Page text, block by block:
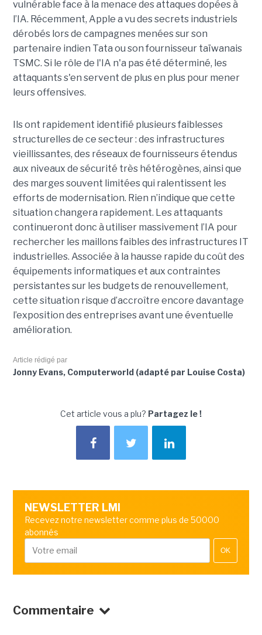
vulnérable face à la menace des attaques dopées à
l’IA. Récemment, Apple a vu des secrets industriels
dérobés lors de campagnes menées sur son
partenaire indien Tata ou son fournisseur taïwanais
TSMC. Si le rôle de l'IA n'a pas été déterminé, les
attaquants s'en servent de plus en plus pour mener
leurs offensives.
Ils ont rapidement identifié plusieurs faiblesses
structurelles de ce secteur : des infrastructures
vieillissantes, des réseaux de fournisseurs étendus
aux niveaux de sécurité très hétérogènes, ainsi que
des marges souvent limitées qui ralentissent les
efforts de modernisation. Rien n’indique que cette
situation changera rapidement. Les attaquants
continueront donc à utiliser massivement l’IA pour
rechercher les maillons faibles des infrastructures IT
industrielles. Associée à la hausse rapide du coût des
équipements informatiques et aux contraintes
persistantes sur les budgets de renouvellement,
cette situation risque d’accroître encore davantage
l’exposition des entreprises avant une éventuelle
amélioration.
Article rédigé par
Jonny Evans, Computerworld (adapté par Louise Costa)
Cet article vous a plu? Partagez le !
NEWSLETTER LMI
Recevez notre newsletter comme plus de 50000
abonnés
OK
Commentaire